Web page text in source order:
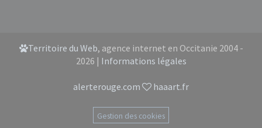
Territoire du Web, agence internet en Occitanie 2004 -
2026 | Informations légales
alerterouge.com haaart.fr
Gestion des cookies